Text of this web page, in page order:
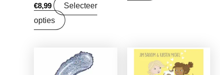
€8,99
Selecteer
opties